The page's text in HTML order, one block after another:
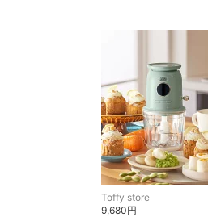
Toffy store
9,680円